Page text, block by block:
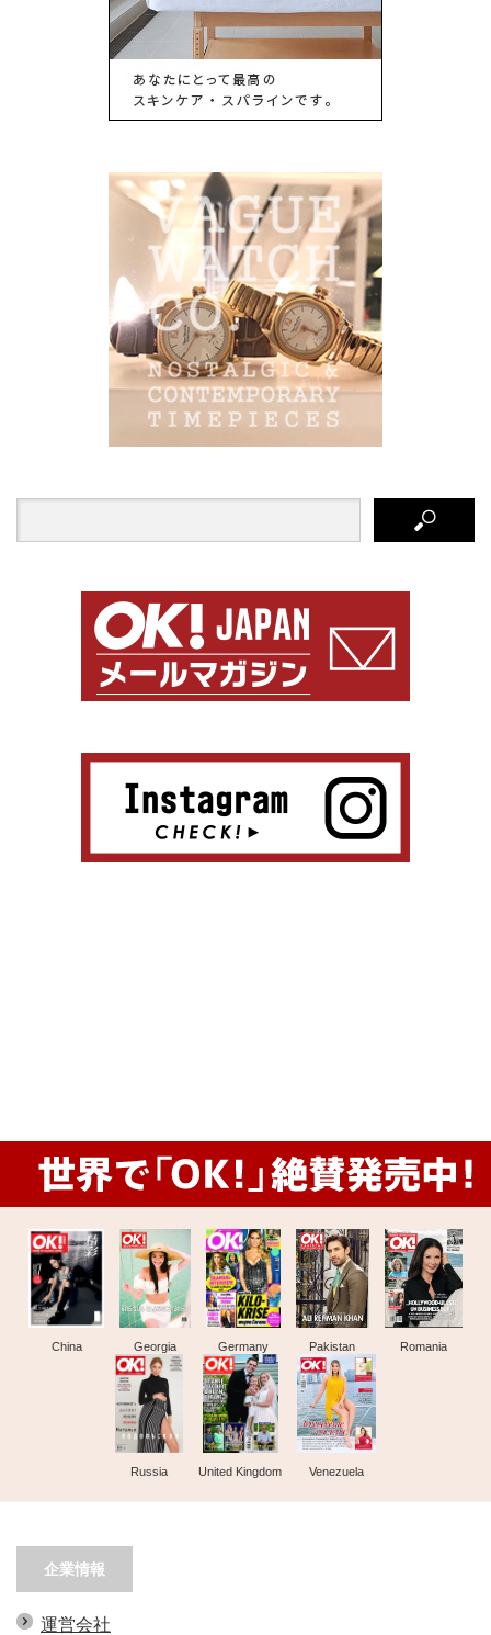
China Georgia Germany Pakistan Romania
Russia United Kingdom Venezuela
企業情報
運営会社